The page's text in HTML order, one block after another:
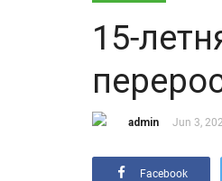
15-
admin Jun 3,
Facebook